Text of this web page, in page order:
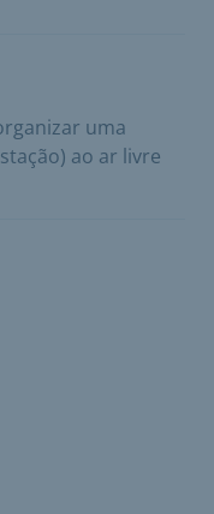
uma
ao ar livre